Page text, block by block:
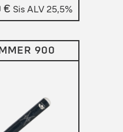
€ Sis ALV 25,5%
900